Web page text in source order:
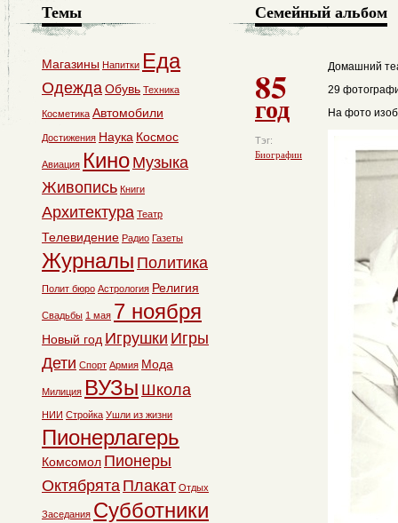
Семейный альбом
85
год
Тэг:
Биографии
Домашний
29
На фото
Темы
Магазины Напитки Еда
ОдеждаОбувь Техника
Косметика Автомобили
Достижения Наука Космос
Авиация Кино Музыка
Живопись Книги
Архитектура Театр
Телевидение Радио Газеты
Журналы Политика
Полит бюро Астрология Религия
Свадьбы 1 мая 7 ноября
Новый год Игрушки Игры
Дети Спорт Армия Мода
Милиция ВУЗы Школа
НИИ Стройка Ушли из жизни
Пионерлагерь
Комсомол Пионеры
Октябрята Плакат Отдых
Заседания Субботники